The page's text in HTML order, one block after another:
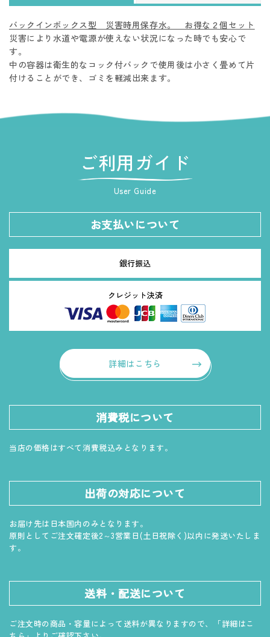
バックインボックス型 災害時用保存水。 お得な２個セット
災害により水道や電源が使えない状況になった時でも安心で
す。
中の容器は衛生的なコック付バックで使用後は小さく畳めて片
付けることができ、ゴミを軽減出来ます。
ご利用ガイド
User Guide
お支払いについて
銀行振込
クレジット決済
詳細はこちら
消費税について
当店の価格はすべて消費税込みとなります。
出荷の対応について
お届け先は日本国内のみとなります。
原則としてご注文確定後2～3営業日(土日祝除く)以内に発送いたしま
す。
送料・配送について
ご注文時の商品・容量によって送料が異なりますので、「詳細はこ